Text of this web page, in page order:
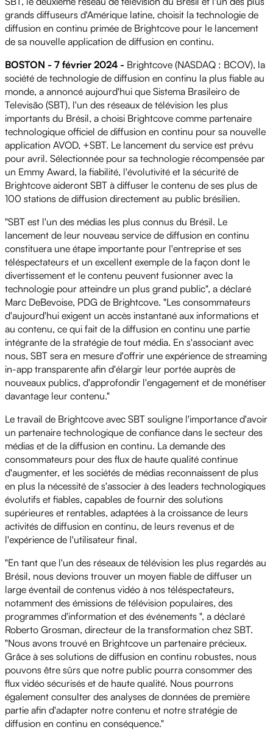
grands diffuseurs d'Amérique latine, choisit la technologie de
diffusion en continu primée de Brightcove pour le lancement
de sa nouvelle application de diffusion en continu.
BOSTON - 7 février 2024 - Brightcove (NASDAQ : BCOV), la
société de technologie de diffusion en continu la plus fiable au
monde, a annoncé aujourd'hui que Sistema Brasileiro de
Televisão (SBT), l'un des réseaux de télévision les plus
importants du Brésil, a choisi Brightcove comme partenaire
technologique officiel de diffusion en continu pour sa nouvelle
application AVOD, +SBT. Le lancement du service est prévu
pour avril. Sélectionnée pour sa technologie récompensée par
un Emmy Award, la fiabilité, l'évolutivité et la sécurité de
Brightcove aideront SBT à diffuser le contenu de ses plus de
100 stations de diffusion directement au public brésilien.
"SBT est l'un des médias les plus connus du Brésil. Le
lancement de leur nouveau service de diffusion en continu
constituera une étape importante pour l'entreprise et ses
téléspectateurs et un excellent exemple de la façon dont le
divertissement et le contenu peuvent fusionner avec la
technologie pour atteindre un plus grand public", a déclaré
Marc DeBevoise, PDG de Brightcove. "Les consommateurs
d'aujourd'hui exigent un accès instantané aux informations et
au contenu, ce qui fait de la diffusion en continu une partie
intégrante de la stratégie de tout média. En s'associant avec
nous, SBT sera en mesure d'offrir une expérience de streaming
in-app transparente afin d'élargir leur portée auprès de
nouveaux publics, d'approfondir l'engagement et de monétiser
davantage leur contenu."
Le travail de Brightcove avec SBT souligne l'importance d'avoir
un partenaire technologique de confiance dans le secteur des
médias et de la diffusion en continu. La demande des
consommateurs pour des flux de haute qualité continue
d'augmenter, et les sociétés de médias reconnaissent de plus
en plus la nécessité de s'associer à des leaders technologiques
évolutifs et fiables, capables de fournir des solutions
supérieures et rentables, adaptées à la croissance de leurs
activités de diffusion en continu, de leurs revenus et de
l'expérience de l'utilisateur final.
"En tant que l'un des réseaux de télévision les plus regardés au
Brésil, nous devions trouver un moyen fiable de diffuser un
large éventail de contenus vidéo à nos téléspectateurs,
notamment des émissions de télévision populaires, des
programmes d'information et des événements ", a déclaré
Roberto Grosman, directeur de la transformation chez SBT.
"Nous avons trouvé en Brightcove un partenaire précieux.
Grâce à ses solutions de diffusion en continu robustes, nous
pouvons être sûrs que notre public pourra consommer des
flux vidéo sécurisés et de haute qualité. Nous pourrons
également consulter des analyses de données de première
partie afin d'adapter notre contenu et notre stratégie de
diffusion en continu en conséquence."